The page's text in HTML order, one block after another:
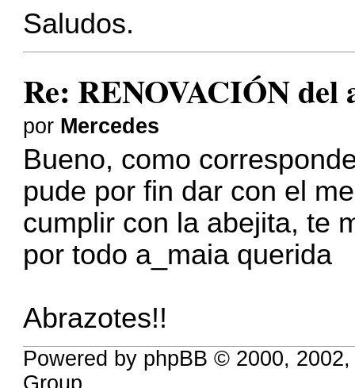
Saludos.
Re: RENOVACIÓN del
por Mercedes
Bueno, como
pude por fin dar con el
cumplir con la abejita, te
por todo a_maia querida
Abrazotes!!
Powered by phpBB © 2000,
Group